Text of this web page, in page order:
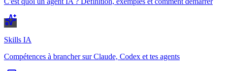
Skills IA
Compétences à brancher sur Claude, Codex et tes agents